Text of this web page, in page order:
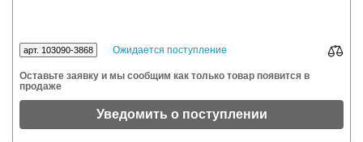
арт. 103090-3868 Ожидается поступление
Оставьте заявку и мы сообщим как только товар появится в
продаже
Уведомить о поступлении